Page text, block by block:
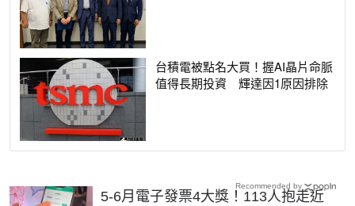
台積電被點名大買！握AI晶片命脈
值得長期投資 輝達因1原因排除
5-6月電子發票4大獎！113人抱走近
Recommended by